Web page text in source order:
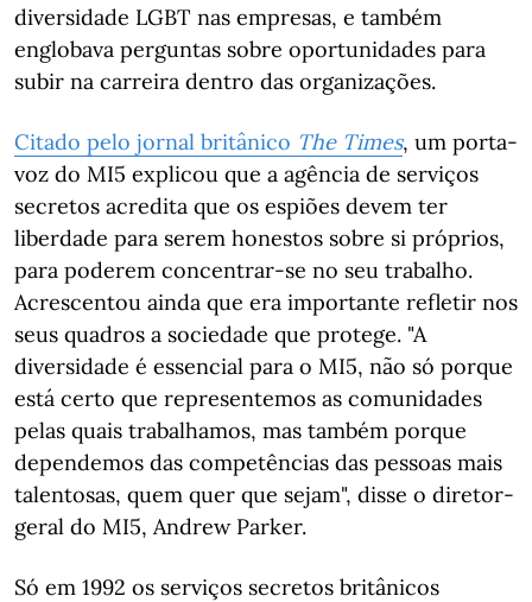
diversidade LGBT nas empresas, e também
englobava perguntas sobre oportunidades para
subir na carreira dentro das organizações.
Citado pelo jornal britânico The Times, um porta-
voz do MI5 explicou que a agência de serviços
secretos acredita que os espiões devem ter
liberdade para serem honestos sobre si próprios,
para poderem concentrar-se no seu trabalho.
Acrescentou ainda que era importante refletir nos
seus quadros a sociedade que protege. "A
diversidade é essencial para o MI5, não só porque
está certo que representemos as comunidades
pelas quais trabalhamos, mas também porque
dependemos das competências das pessoas mais
talentosas, quem quer que sejam", disse o diretor-
geral do MI5, Andrew Parker.
Só em 1992 os serviços secretos britânicos